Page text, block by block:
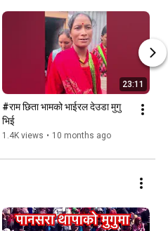
23:11
#राम छिता भामको भाईरल देउडा मुगु
भिई
1.4K views • 10 months ago